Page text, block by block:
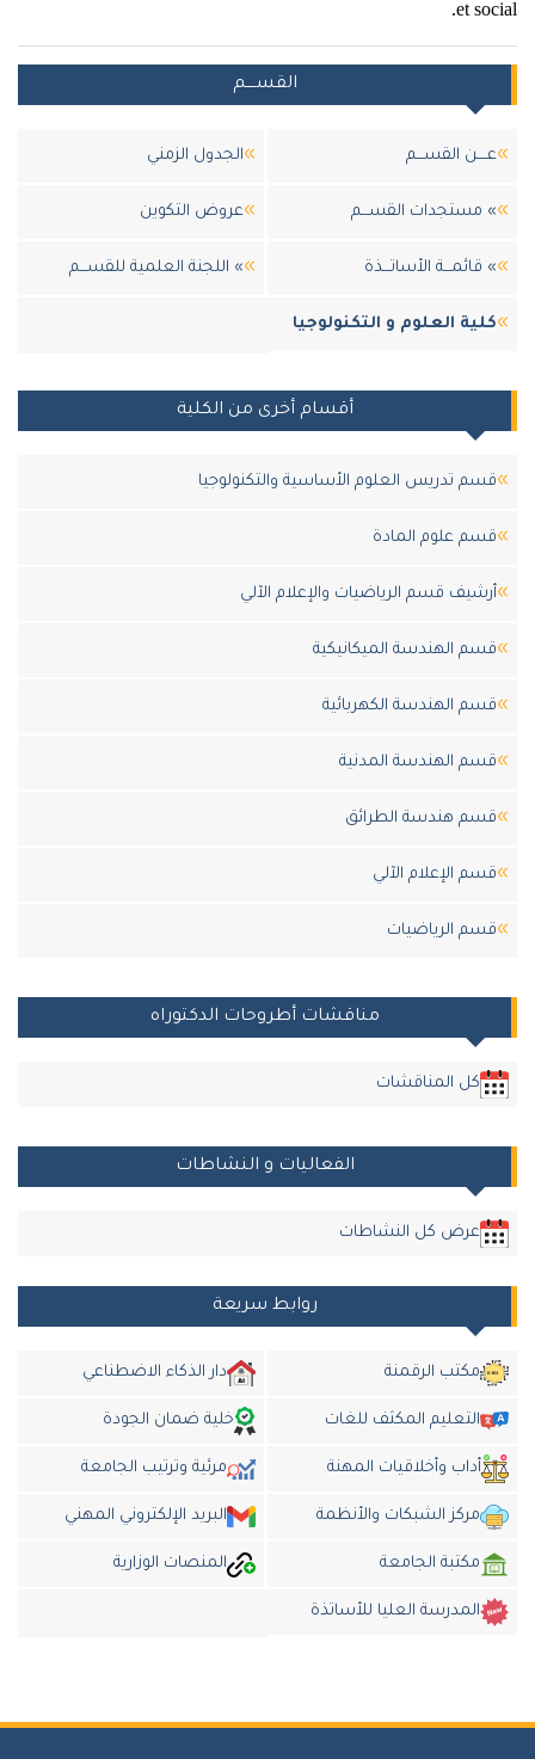
et social.
القســــم
عــــن القســـم الجدول الزمني
» مستجدات القســـم عروض التكوين
» قائمـــة الأساتـــذة » اللجنة العلمية للقســـم
كلية العلوم و التكنولوجيا
أقسام أخرى من الكلية
قسم تدريس العلوم الأساسية والتكنولوجيا
قسم علوم المادة
أرشيف قسم الرياضيات والإعلام الآلي
قسم الهندسة الميكانيكية
قسم الهندسة الكهربائية
قسم الهندسة المدنية
قسم هندسة الطرائق
قسم الإعلام الآلي
قسم الرياضيات
مناقشات أطروحات الدكتوراه
كل المناقشات
الفعاليات و النشاطات
عرض كل النشاطات
روابط سريعة
مكتب الرقمنة دار الذكاء الاضطناعي
التعليم المكثف للغات خلية ضمان الجودة
أداب وأخلاقيات المهنة مرئية وترتيب الجامعة
مركز الشبكات والأنظمة البريد الإلكتروني المهني
مكتبة الجامعة المنصات الوزارية
المدرسة العليا للأساتذة